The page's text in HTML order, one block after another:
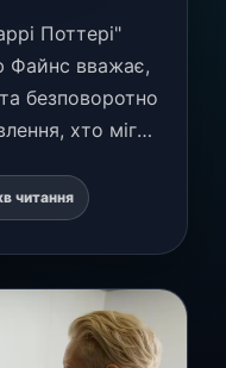
Поттері"
Файнс вважає,
безповоротно
хто міг
Лорда слід
читання